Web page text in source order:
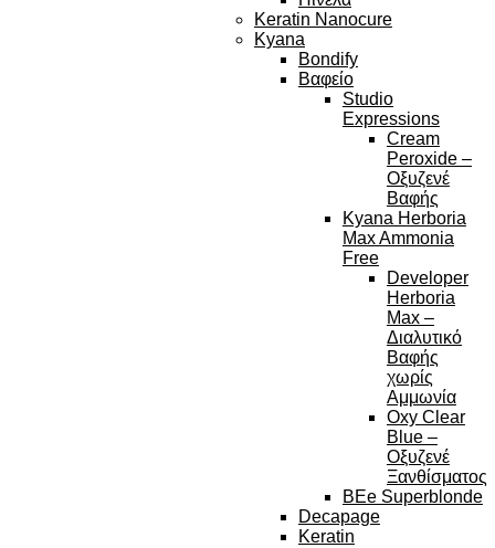
Keratin Nanocure
Kyana
Bondify
Βαφείο
Studio
Expressions
Cream
Peroxide –
Οξυζενέ
Βαφής
Kyana Herboria
Max Ammonia
Free
Developer
Herboria
Max –
Διαλυτικό
Βαφής
χωρίς
Αμμωνία
Oxy Clear
Blue –
Οξυζενέ
Ξανθίσματος
BEe Superblonde
Decapage
Keratin